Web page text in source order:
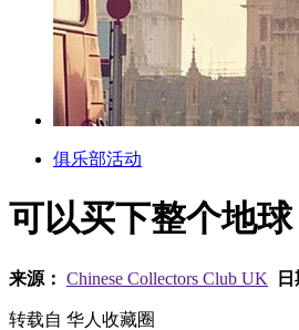
俱乐部活动
可以买下整个地
来源： Chinese Collectors Club UK 日
转载自 华人收藏圈